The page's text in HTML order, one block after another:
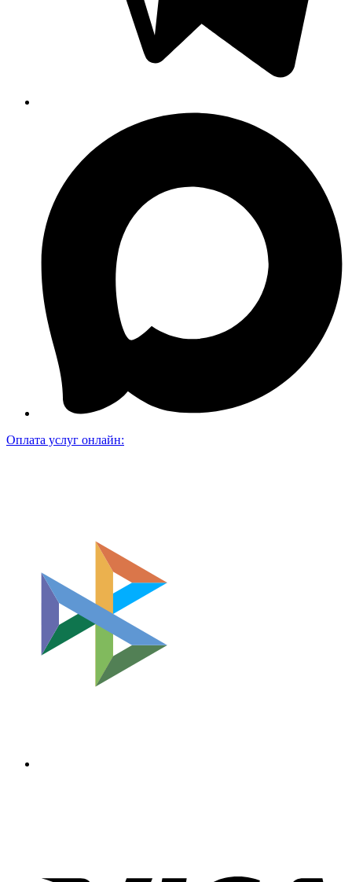
Оплата услуг онлайн: